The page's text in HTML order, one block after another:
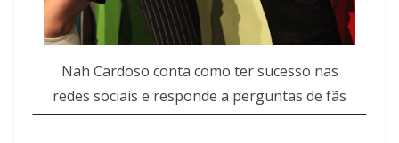
Nah Cardoso conta como ter sucesso nas
redes sociais e responde a perguntas de fãs